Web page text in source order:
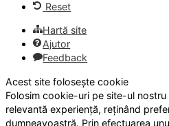
Reset
Hartă site
Ajutor
Feedback
Acest site folosește cookie
Folosim cookie-uri pe site-ul
relevantă experiență, reținând
dumneavoastră. Prin efectuarea